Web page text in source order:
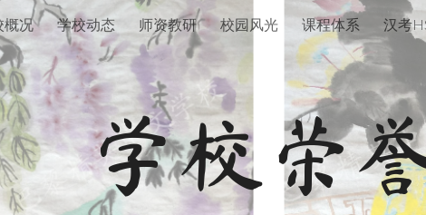
Skip to main content Skip to
概况 学校动态 师资教研 校园风光 课程体系 汉考
学校 荣